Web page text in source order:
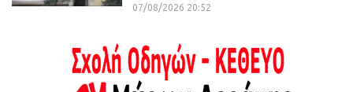
07/08/2026 20:52